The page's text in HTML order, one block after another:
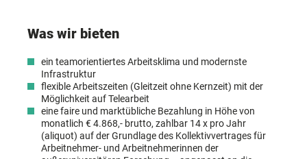
Was wir bieten
ein teamorientiertes Arbeitsklima und modernste
Infrastruktur
flexible Arbeitszeiten (Gleitzeit ohne Kernzeit) mit der
Möglichkeit auf Telearbeit
eine faire und marktübliche Bezahlung in Höhe von
monatlich € 4.868,- brutto, zahlbar 14 x pro Jahr
(aliquot) auf der Grundlage des Kollektivvertrages für
Arbeitnehmer- und Arbeitnehmerinnen der